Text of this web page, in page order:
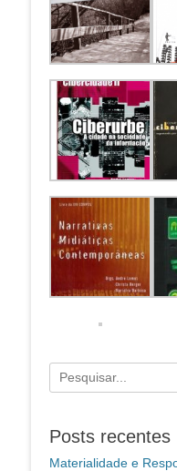
Pesquisar
por:
Posts recentes
Materialidade e